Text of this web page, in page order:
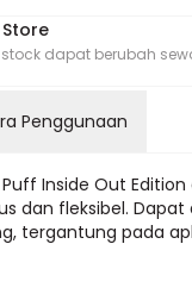
dapat berubah
Penggunaan
Inside Out
dan fleksibel.
tergantung pada